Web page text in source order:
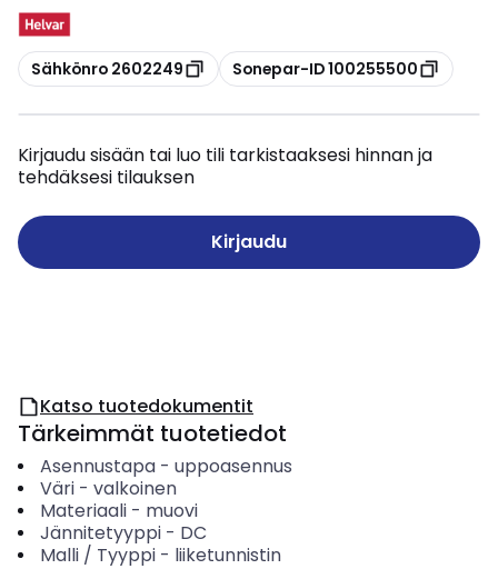
Kopioi
Sähkönro 2602249 Kopioi
Sonepar-ID 100255500
Kirjaudu sisään tai luo tili tarkistaaksesi hinnan ja
tehdäksesi tilauksen
Kirjaudu
Katso tuotedokumentit
Tärkeimmät tuotetiedot
Asennustapa- uppoasennus
Väri- valkoinen
Materiaali- muovi
Jännitetyyppi- DC
Malli / Tyyppi- liiketunnistin